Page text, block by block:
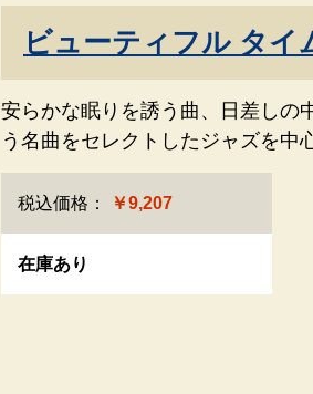
ビューティフル タイ
安らかな眠りを誘う曲、日差しの
う名曲をセレクトしたジャズを中
税込価格： ￥9,207
在庫あり